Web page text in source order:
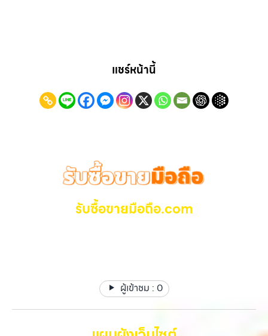
สายใหม่-เก่า, Samsung ทุกรุ่น, iPad และแท็บเล็ตทุกแบรนด์ เรารับถึงแม้
ไม่ได้ขึ้นอยู่แค่ยี่ห้อ แต่ขึ้นอยู่กับสภาพจริง ความครบชุด และความสะดวกใน
การขายของคุณ เราจึงตั้งใจให้บริการในเขต ลาดพร้าว, รัชดา, บางรัก,
เพราะบริการของเรามุ่งตรงให้คุณได้รับราคาและความสะดวกสบายที่เหนือ
กว่า เลือกเราแล้วคุณจะได้บริการที่คุณไว้วางใจ พร้อมทีมงานที่พร้อม
ทั้งหมดนี้เพื่อให้การขายอุปกรณ์ของคุณเป็นเรื่องง่ายขึ้น ดีกว่า รวดเร็วกว่า
ซื้อแท็บเล็ต, หรือบริการอื่นๆ เกี่ยวกับสินค้าไอที กรุงเทพฯ – เราพร้อมให้
บริการครบวงจร บริการของเรา เราให้บริการแบบครบวงจรสำหรับลูกค้าที่
ต้องการขายอุปกรณ์ไอที ไม่ว่าจะเป็น: รับซื้อไอโฟน ทุกรุ่น ทั้งเครื่องใหม่และ
ตนวมินทร์ รับซื้อโทรศัพท์, รับซื้อแมคบุค, รับซื้อโน๊ตบุ๊ค, รับซื้อแท็บเล็ต, หรือ
บริการอื่นๆ เกี่ยวกับสินค้าไอที กรุงเทพฯ… รับซื้อแท็บเล็ตเกษตนวมินทร์
บริการถึงพื้นที่ เขตลาดพร้าว, รัชดา, บางรัก, แจ้งวัฒนะ, บางแค, วัชรพล,
รามอินทรา — นัดรับสะดวกทุกเขต ประสบการณ์เหนือระดับกับการ รับซื้อ
กรุงเทพฯ ใกล้ “ใกล้ ฉัน” ที่สุด ในยุคที่สมาร์ทโฟน แท็บเล็ต และอุปกรณ์ไอที
ใหม่ๆ เปลี่ยนรุ่นกันแทบทุกช่วงเวลา อุปกรณ์ที่คุณใช้แล้วอาจกลายเป็นของ
สามารถเปลี่ยนอุปกรณ์ที่ไม่ใช้แล้วให้กลายเป็นเงินสดได้ทันที ด้วยบริการ รับ
ซื้อไอโฟน, รับซื้อไอแพด, รับซื้อมือถือ, รับซื้อโทรศัพท์, รับซื้อโน๊ตบุ๊ค, รับซื้อ
ต้องการเปลี่ยนรุ่น หรือต้องการเงินด่วน เราจึงมอบบริการประเมินสภาพ
เครื่อง ฟรี ปราบปรามความยุ่งยากทั้งหลาย โดยเน้น โปร่งใส มั่นใจได้ และ
จะอยู่ในสภาพใช้งานแล้ว ตกแต่งแล้ว หรือมีรอยบ้าง เพราะมูลค่าของเครื่อง
แชร์หน้านี้
รับซื้อขายมือถือ.com
ผู้เข้าชม : 0